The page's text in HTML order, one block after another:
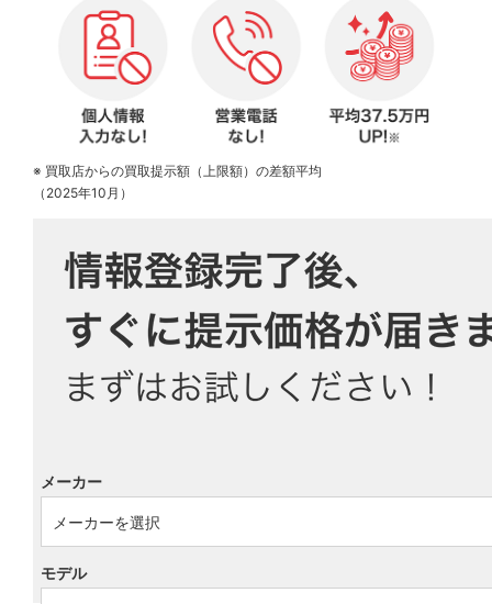
※ 買取店からの買取提示額（上限額）の差額平均
（2025年10月）
メーカー
モデル